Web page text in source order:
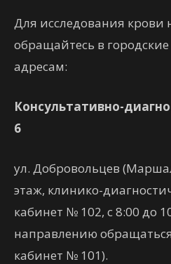
Для исследования крови
обращайтесь в
адресам:
Консультативно-
6
ул. Добровольцев
этаж, клинико-
кабинет № 102, с 8:00 до
направлению
кабинет № 101).